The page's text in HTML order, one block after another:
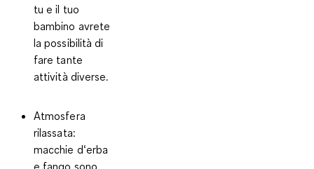
tu e il tuo
bambino avrete
la possibilità di
fare tante
attività diverse.
Atmosfera
rilassata:
macchie d‘erba
e fango sono